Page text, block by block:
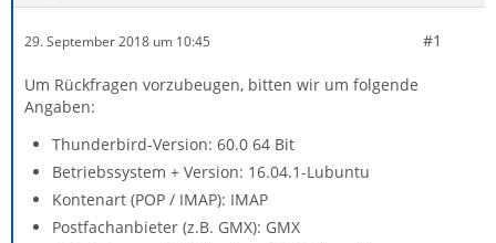
29. September 2018 um 10:45 #1
Um Rückfragen vorzubeugen, bitten wir um folgende
Angaben:
Thunderbird-Version: 60.0 64 Bit
Betriebssystem + Version: 16.04.1-Lubuntu
Kontenart (POP / IMAP): IMAP
Postfachanbieter (z.B. GMX): GMX